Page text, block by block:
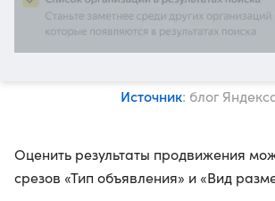
Источник: блог
Оценить результаты продвижения
срезов «Тип объявления» и «Вид